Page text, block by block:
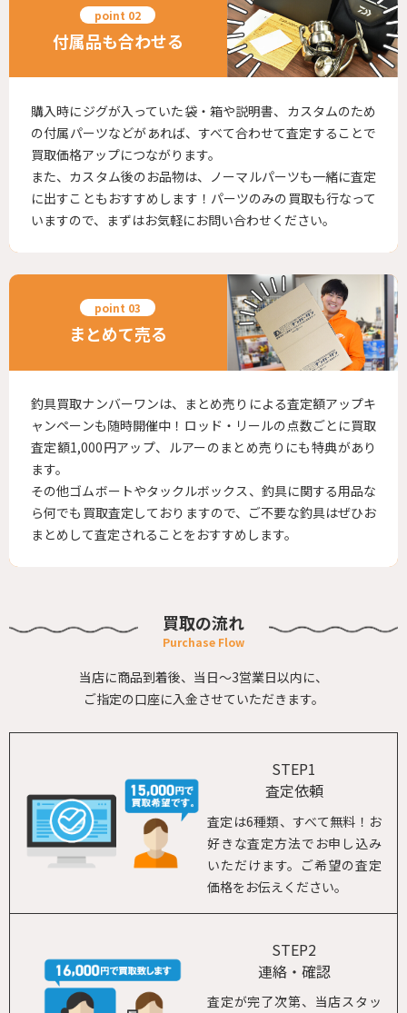
付属品も合わせる
購入時にジグが入っていた袋・箱や説明書、カスタムのため
の付属パーツなどがあれば、すべて合わせて査定することで
買取価格アップにつながります。
また、カスタム後のお品物は、ノーマルパーツも一緒に査定
に出すこともおすすめします！パーツのみの買取も行なって
いますので、まずはお気軽にお問い合わせください。
まとめて売る
釣具買取ナンバーワンは、まとめ売りによる査定額アップキ
ャンペーンも随時開催中！ロッド・リールの点数ごとに買取
査定額1,000円アップ、ルアーのまとめ売りにも特典があり
ます。
その他ゴムボートやタックルボックス、釣具に関する用品な
ら何でも買取査定しておりますので、ご不要な釣具はぜひお
まとめして査定されることをおすすめします。
買取の流れ
当店に商品到着後、当日～3営業日以内に、
ご指定の口座に入金させていただきます。
STEP1
査定依頼
査定は6種類、すべて無料！お
好きな査定方法でお申し込み
いただけます。ご希望の査定
価格をお伝えください。
STEP2
連絡・確認
査定が完了次第、当店スタッ